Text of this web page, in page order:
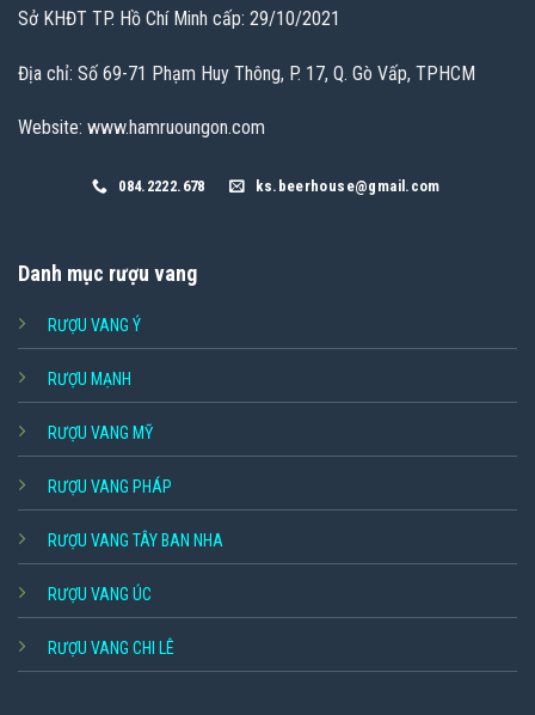
Sở KHĐT TP. Hồ Chí Minh cấp: 29/10/2021
Địa chỉ: Số 69-71 Phạm Huy Thông, P. 17, Q. Gò Vấp, TPHCM
Website: www.hamruoungon.com
084.2222.678 ks.beerhouse@gmail.com
Danh mục rượu vang
RƯỢU VANG Ý
RƯỢU MẠNH
RƯỢU VANG MỸ
RƯỢU VANG PHÁP
RƯỢU VANG TÂY BAN NHA
RƯỢU VANG ÚC
RƯỢU VANG CHI LÊ